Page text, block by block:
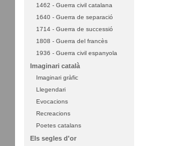
1462 - Guerra civil catalana
1640 - Guerra de separació
1714 - Guerra de successió
1808 - Guerra del francès
1936 - Guerra civil espanyola
Imaginari català
Imaginari gràfic
Llegendari
Evocacions
Recreacions
Poetes catalans
Els segles d'or